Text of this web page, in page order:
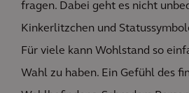
fragen. Dabei geht es nicht
Kinkerlitzchen und
Für viele kann Wohlstand so
Wahl zu haben. Ein Gefühl des